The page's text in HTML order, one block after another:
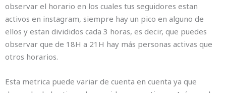
observar el horario en los cuales tus seguidores estan
activos en instagram, siempre hay un pico en alguno de
ellos y estan divididos cada 3 horas, es decir, que puedes
observar que de 18H a 21H hay más personas activas que
otros horarios.
Esta metrica puede variar de cuenta en cuenta ya que